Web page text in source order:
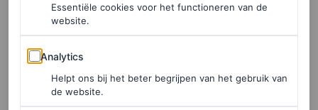
modehuizen, en is vaak onderdeel van exclusieve, limited
edition-collecties. Het prijskaartje van deze
samenwerking bewijst wederom dat exclusieve sneakers
hot zijn in de mode. Eén paar kost je tussen de 2000 en
2500 euro. Dat maakt deze Louis Vuitton-versie van de
Essentiële cookies voor het functioneren van de
website.
Analytics
Analytics
Helpt ons bij het beter begrijpen van het gebruik van
de website.